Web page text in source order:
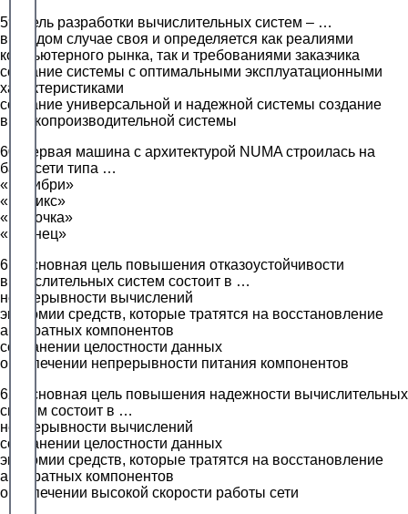
59.Цель разработки вычислительных систем – …
в каждом случае своя и определяется как реалиями
компьютерного рынка, так и требованиями заказчика
создание системы с оптимальными эксплуатационными
характеристиками
создание универсальной и надежной системы создание
высокопроизводительной системы
60.Первая машина с архитектурой NUMA строилась на
базе сети типа …
«Колибри»
«Феникс»
«Бабочка»
«Птенец»
61.Основная цель повышения отказоустойчивости
вычислительных систем состоит в …
непрерывности вычислений
экономии средств, которые тратятся на восстановление
аппаратных компонентов
сохранении целостности данных
обеспечении непрерывности питания компонентов
62.Основная цель повышения надежности вычислительных
систем состоит в …
непрерывности вычислений
сохранении целостности данных
экономии средств, которые тратятся на восстановление
аппаратных компонентов
обеспечении высокой скорости работы сети